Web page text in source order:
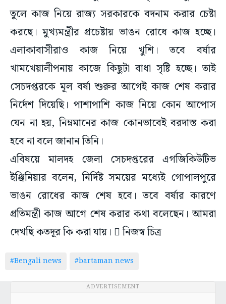
তুলে কাজ নিয়ে রাজ্য সরকারকে বদনাম করার চেষ্টা
করছে। মুখ্যমন্ত্রীর প্রচেষ্টায় ভাঙন রোধে কাজ হচ্ছে।
এলাকাবাসীরাও কাজ নিয়ে খুশি। তবে বর্ষার
খামখেয়ালীপনায় কাজে কিছুটা বাধা সৃষ্টি হচ্ছে। তাই
সেচদপ্তরকে মূল বর্ষা শুরুর আগেই কাজ শেষ করার
নির্দেশ দিয়েছি। পাশাপাশি কাজ নিয়ে কোন আপোস
যেন না হয়, নিম্নমানের কাজ কোনভাবেই বরদাস্ত করা
হবে না বলে জানান তিনি।
এবিষয়ে মালদহ জেলা সেচদপ্তরের এগজিকিউটিভ
ইঞ্জিনিয়ার বলেন, নির্দিষ্ট সময়ের মধ্যেই গোপালপুরে
ভাঙন রোধের কাজ শেষ হবে। তবে বর্ষার কারণে
প্রতিমন্ত্রী কাজ আগে শেষ করার কথা বলেছেন। আমরা
দেখছি কতদূর কি করা যায়।  নিজস্ব চিত্র
#Bengali news #bartaman news
ADVERTISEMENT